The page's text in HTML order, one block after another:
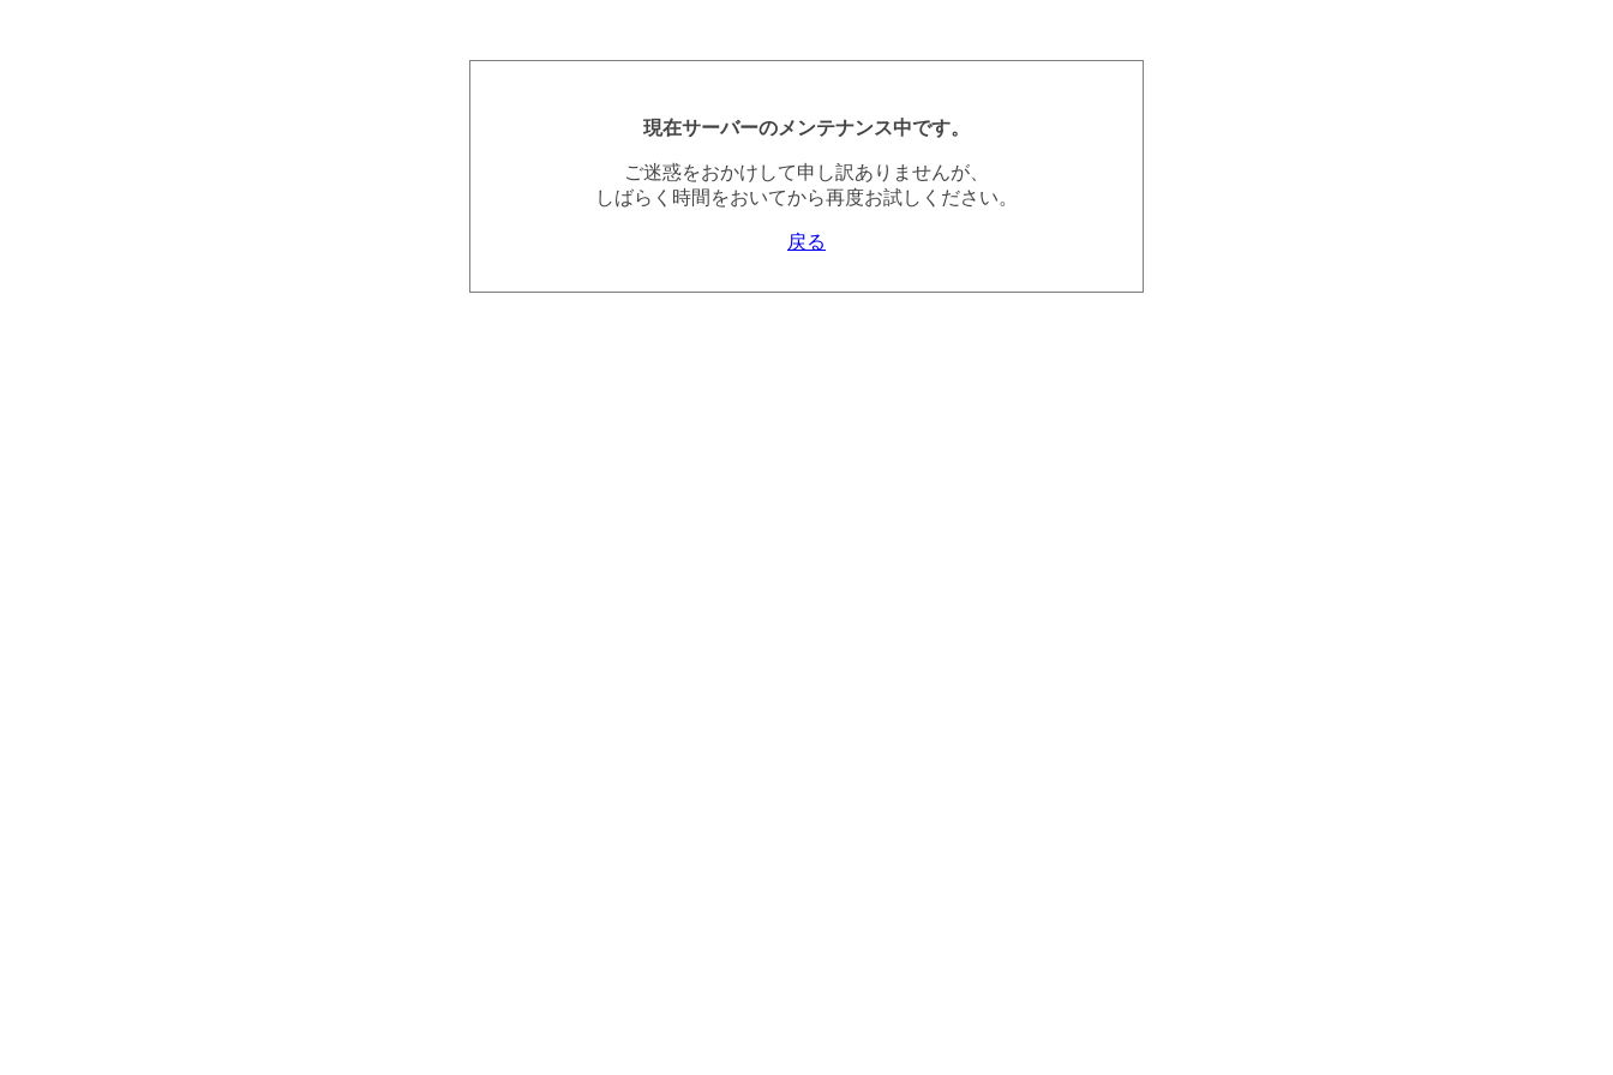
現在サーバーのメンテナンス中です。
ご迷惑をおかけして申し訳ありませんが、
しばらく時間をおいてから再度お試しください。
戻る